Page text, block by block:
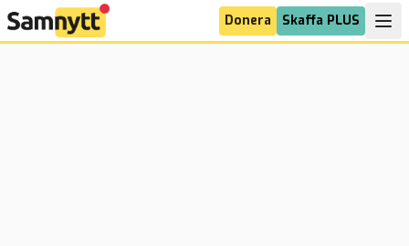
Donera Skaffa PLUS